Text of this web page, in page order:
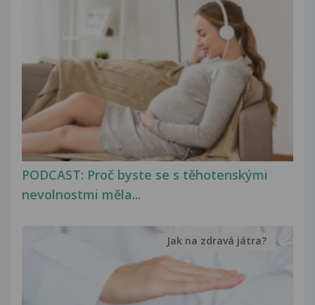
PODCAST: Proč byste se s těhotenskými
nevolnostmi měla...
Jak na zdravá játra?